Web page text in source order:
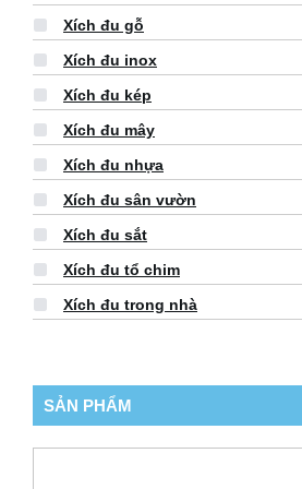
Xích đu gỗ
Xích đu inox
Xích đu kép
Xích đu mây
Xích đu nhựa
Xích đu sân vườn
Xích đu sắt
Xích đu tổ chim
Xích đu trong nhà
SẢN PHẨM